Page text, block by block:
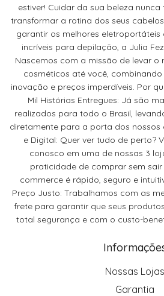
estiver! Cuidar da sua beleza
transformar a rotina dos seus
garantir os melhores
incríveis para depilação, a Julia
Nascemos com a missão de levar
cosméticos até você,
inovação e preços imperdíveis. Por
Mil Histórias Entregues: Já são
realizados para todo o Brasil,
diretamente para a porta dos nossos
e Digital: Quer ver tudo de perto?
conosco em uma de nossas 3
praticidade de comprar sem
commerce é rápido, seguro e
Preço Justo: Trabalhamos com as
frete para garantir que seus
total segurança e com o custo-
Nossas Lojas
Garantia